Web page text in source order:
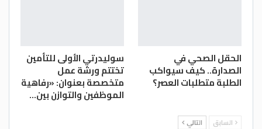
الحقل الصحي في
الصدارة.. كيف سيواكب
الطلبة متطلبات العصر؟
سوليدرتي الأولى للتأمين
تختتم ورشة عمل
متخصصة بعنوان: «رفاهية
الموظفين والتوازن بين…
السابق التالي